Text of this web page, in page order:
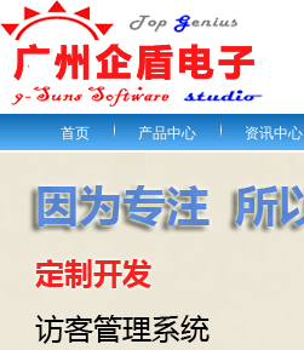
首页 产品中心 资讯中心